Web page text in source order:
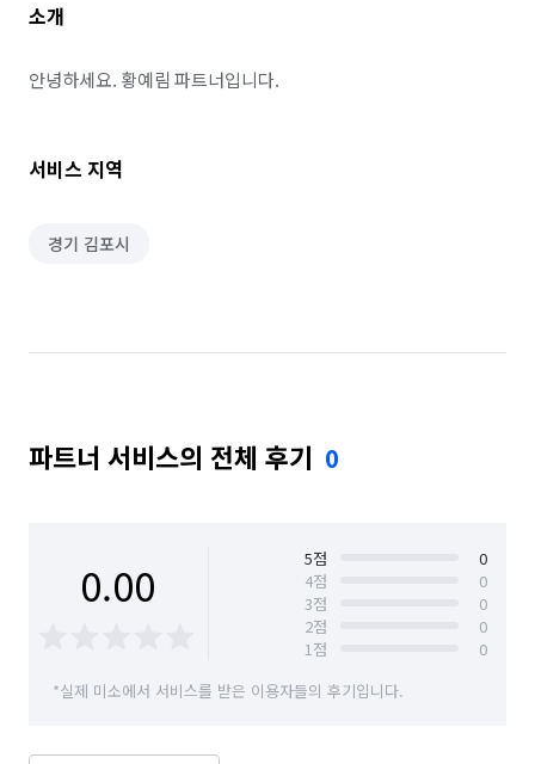
소개
안녕하세요. 황예림 파트너입니다.
서비스 지역
경기 김포시
파트너 서비스의 전체 후기 0
0.00 5점
0
4점
0
3점
0
2점
0
1점
0
*실제 미소에서 서비스를 받은 이용자들의 후기입니다.